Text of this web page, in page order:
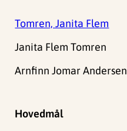
Tomren, Janita Flem
Janita Flem Tomren
Arnfinn Jomar Andersen
Hovedmål